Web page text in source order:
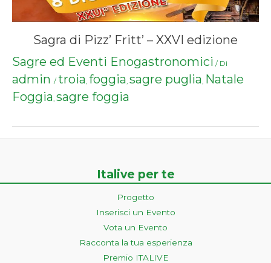
Sagra di Pizz’ Fritt’ – XXVI edizione
Sagre ed Eventi Enogastronomici / Di
admin /troia foggia sagre puglia Natale
Foggia sagre foggia
Italive per te
Progetto
Inserisci un Evento
Vota un Evento
Racconta la tua esperienza
Premio ITALIVE